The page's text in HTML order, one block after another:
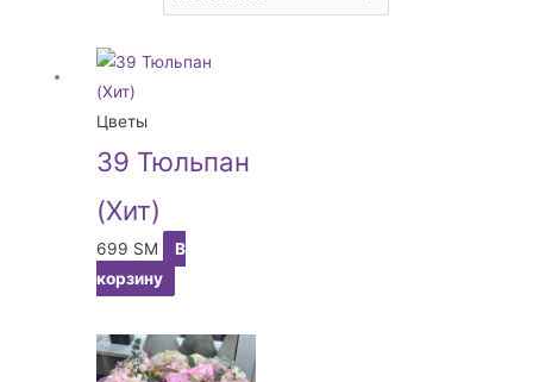
Цветы
39 Тюльпан
(Хит)
699 ЅМ
В
корзину